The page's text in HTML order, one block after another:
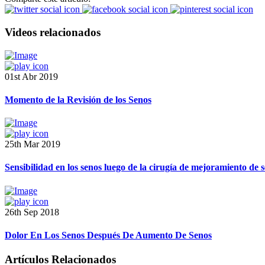
Videos relacionados
01st Abr 2019
Momento de la Revisión de los Senos
25th Mar 2019
Sensibilidad en los senos luego de la cirugía de mejoramiento de
26th Sep 2018
Dolor En Los Senos Después De Aumento De Senos
Artículos Relacionados